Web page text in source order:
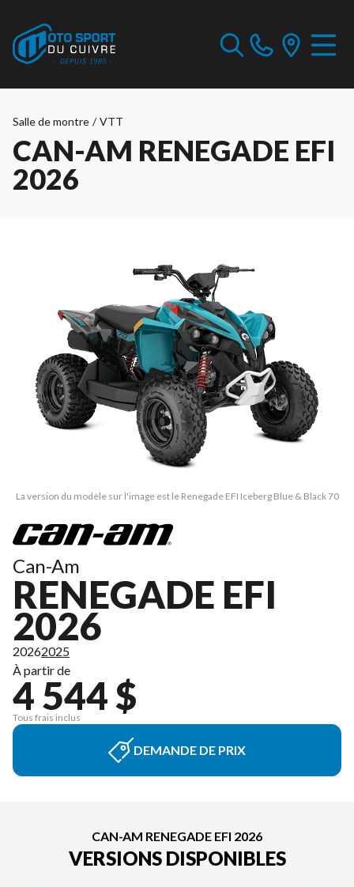
Salle de montre / VTT
CAN-AM RENEGADE EFI
2026
La version du modèle sur l'image est le Renegade EFI Iceberg Blue & Black 70
Can-Am
RENEGADE EFI
2026
20262025
À partir de
4 544 $
Tous frais inclus
DEMANDE DE PRIX
CAN-AM RENEGADE EFI 2026
VERSIONS DISPONIBLES